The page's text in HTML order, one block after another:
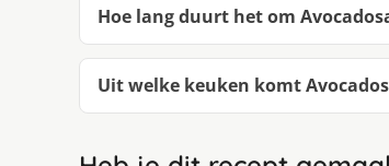
Hoe lang duurt het om
Uit welke keuken komt